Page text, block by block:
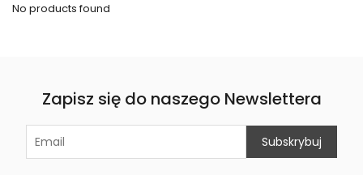
No products found
Zapisz się do naszego Newslettera